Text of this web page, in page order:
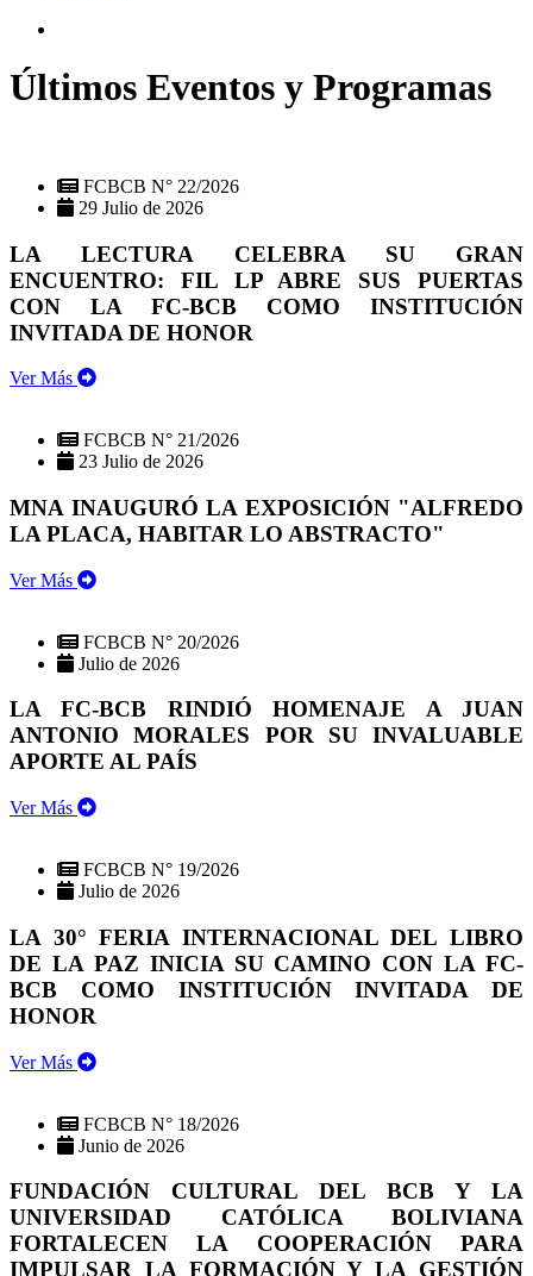
Últimos Eventos y Programas
FCBCB N° 22/2026
29 Julio de 2026
LA LECTURA CELEBRA SU GRAN
ENCUENTRO: FIL LP ABRE SUS PUERTAS
CON LA FC-BCB COMO INSTITUCIÓN
INVITADA DE HONOR
Ver Más
FCBCB N° 21/2026
23 Julio de 2026
MNA INAUGURÓ LA EXPOSICIÓN "ALFREDO
LA PLACA, HABITAR LO ABSTRACTO"
Ver Más
FCBCB N° 20/2026
Julio de 2026
LA FC-BCB RINDIÓ HOMENAJE A JUAN
ANTONIO MORALES POR SU INVALUABLE
APORTE AL PAÍS
Ver Más
FCBCB N° 19/2026
Julio de 2026
LA 30° FERIA INTERNACIONAL DEL LIBRO
DE LA PAZ INICIA SU CAMINO CON LA FC-
BCB COMO INSTITUCIÓN INVITADA DE
HONOR
Ver Más
FCBCB N° 18/2026
Junio de 2026
FUNDACIÓN CULTURAL DEL BCB Y LA
UNIVERSIDAD CATÓLICA BOLIVIANA
FORTALECEN LA COOPERACIÓN PARA
IMPULSAR LA FORMACIÓN Y LA GESTIÓN